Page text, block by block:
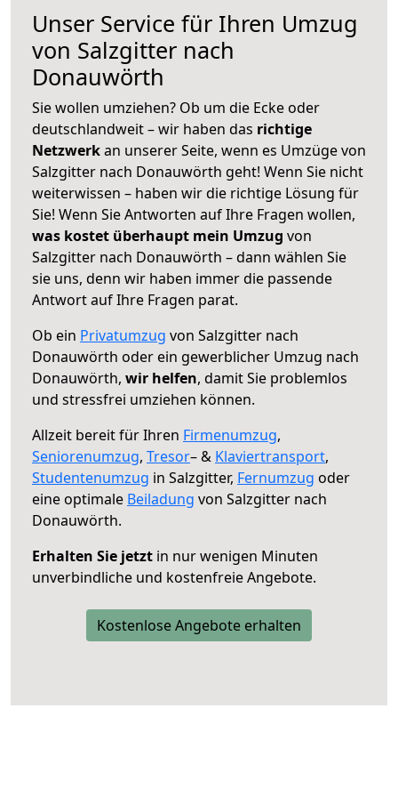
Unser Service für Ihren Umzug
von Salzgitter nach
Donauwörth
Sie wollen umziehen? Ob um die Ecke oder
deutschlandweit – wir haben das richtige
Netzwerkan unserer Seite, wenn es Umzüge von
Salzgitter nach Donauwörth geht! Wenn Sie nicht
weiterwissen – haben wir die richtige Lösung für
Sie! Wenn Sie Antworten auf Ihre Fragen wollen,
was kostet überhaupt mein Umzug von
Salzgitter nach Donauwörth – dann wählen Sie
sie uns, denn wir haben immer die passende
Antwort auf Ihre Fragen parat.
Ob ein Privatumzug von Salzgitter nach
Donauwörth oder ein gewerblicher Umzug nach
Donauwörth, wir helfen, damit Sie problemlos
und stressfrei umziehen können.
Allzeit bereit für Ihren Firmenumzug,
Seniorenumzug, Tresor– & Klaviertransport,
Studentenumzug in Salzgitter, Fernumzug oder
eine optimale Beiladung von Salzgitter nach
Donauwörth.
Erhalten Sie jetzt in nur wenigen Minuten
unverbindliche und kostenfreie Angebote.
Kostenlose Angebote erhalten